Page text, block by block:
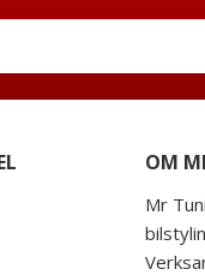
OM
Mr